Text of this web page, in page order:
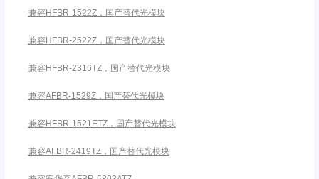
兼容HFBR-1522Z，国产替代光模块
兼容HFBR-2522Z，国产替代光模块
兼容HFBR-2316TZ，国产替代光模块
兼容AFBR-1529Z，国产替代光模块
兼容HFBR-1521ETZ，国产替代光模块
兼容AFBR-2419TZ，国产替代光模块